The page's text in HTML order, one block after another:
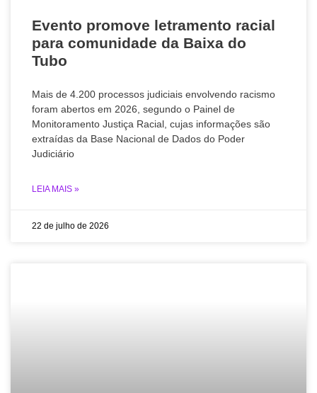
Evento promove letramento racial
para comunidade da Baixa do
Tubo
Mais de 4.200 processos judiciais envolvendo racismo
foram abertos em 2026, segundo o Painel de
Monitoramento Justiça Racial, cujas informações são
extraídas da Base Nacional de Dados do Poder
Judiciário
LEIA MAIS »
22 de julho de 2026